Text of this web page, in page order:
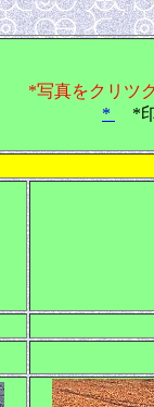
*写真をクリツ
*
*印